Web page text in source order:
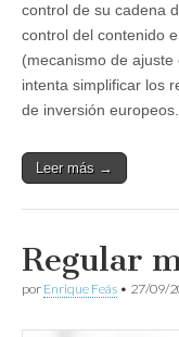
control de su cadena
control del contenido
(mecanismo de ajuste
intenta simplificar los
de inversión europeos.
Leer más →
Regular
por Enrique Feás • 27/09/